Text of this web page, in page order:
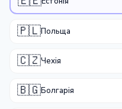
🇵🇱Польща
🇨🇿Чехія
🇧🇬Болгарія